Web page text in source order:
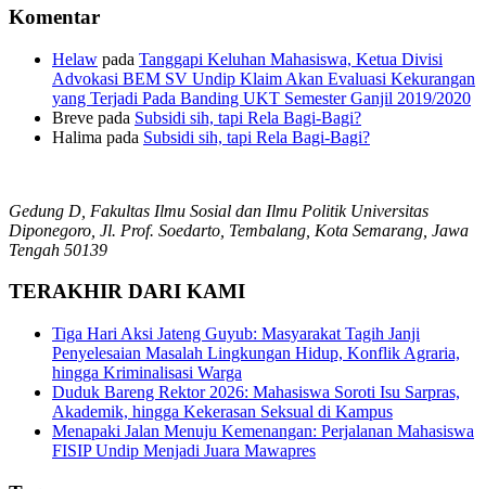
Komentar
Helaw pada Tanggapi Keluhan Mahasiswa, Ketua Divisi
Advokasi BEM SV Undip Klaim Akan Evaluasi Kekurangan
yang Terjadi Pada Banding UKT Semester Ganjil 2019/2020
Breve pada Subsidi sih, tapi Rela Bagi-Bagi?
Halima pada Subsidi sih, tapi Rela Bagi-Bagi?
Gedung D, Fakultas Ilmu Sosial dan Ilmu Politik Universitas
Diponegoro, Jl. Prof. Soedarto, Tembalang, Kota Semarang, Jawa
Tengah 50139
TERAKHIR DARI KAMI
Tiga Hari Aksi Jateng Guyub: Masyarakat Tagih Janji
Penyelesaian Masalah Lingkungan Hidup, Konflik Agraria,
hingga Kriminalisasi Warga
Duduk Bareng Rektor 2026: Mahasiswa Soroti Isu Sarpras,
Akademik, hingga Kekerasan Seksual di Kampus
Menapaki Jalan Menuju Kemenangan: Perjalanan Mahasiswa
FISIP Undip Menjadi Juara Mawapres